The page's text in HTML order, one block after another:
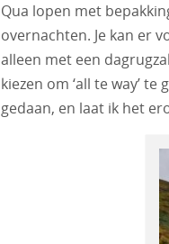
Qua lopen met
overnachten. Je kan er
alleen met een
kiezen om ‘all te way’
gedaan, en laat ik het